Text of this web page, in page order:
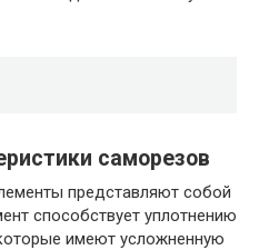
саморезов
представляют собой
способствует уплотнению
имеют усложненную